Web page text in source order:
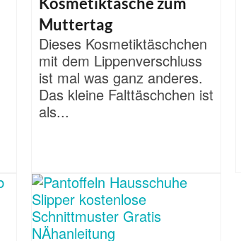
Muttertag
Dieses Kosmetiktäschchen
mit dem Lippenverschluss
ist mal was ganz anderes.
Das kleine Falttäschchen ist
als...